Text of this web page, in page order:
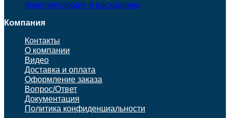
Комплектующие и расходники
Компания
Контакты
О компании
Видео
Доставка и оплата
Оформление заказа
Вопрос/Ответ
Документация
Политика конфиденциальности